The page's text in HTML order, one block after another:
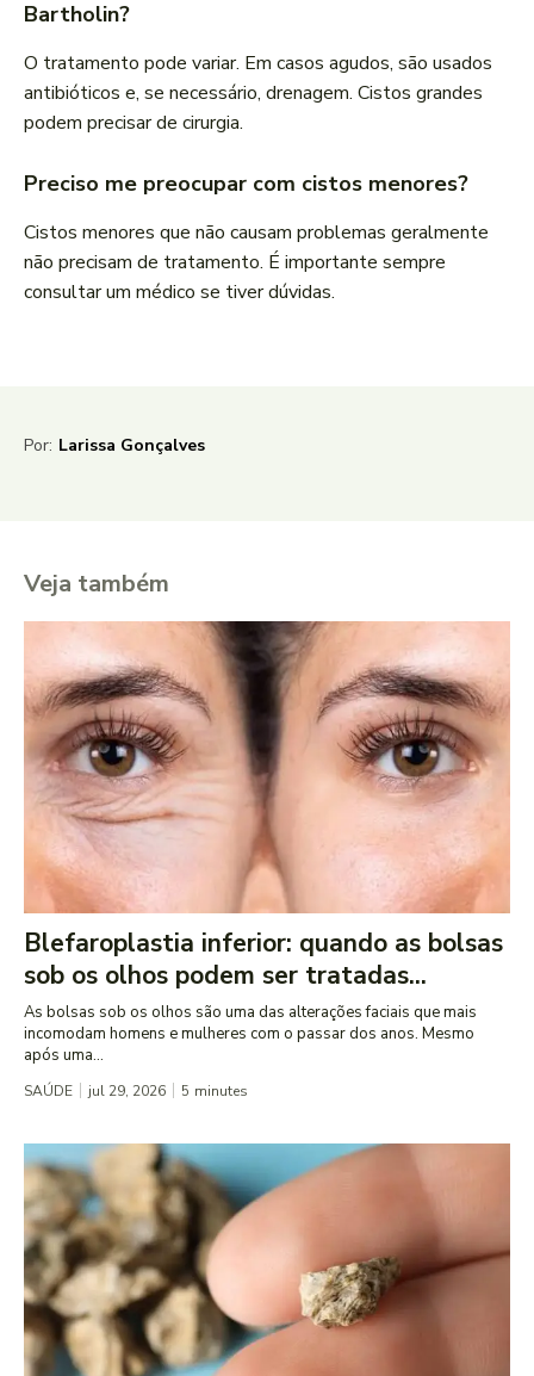
Bartholin?
O tratamento pode variar. Em casos agudos, são usados
antibióticos e, se necessário, drenagem. Cistos grandes
podem precisar de cirurgia.
Preciso me preocupar com cistos menores?
Cistos menores que não causam problemas geralmente
não precisam de tratamento. É importante sempre
consultar um médico se tiver dúvidas.
Por: Larissa Gonçalves
Veja também
Blefaroplastia inferior: quando as bolsas
sob os olhos podem ser tratadas...
As bolsas sob os olhos são uma das alterações faciais que mais
incomodam homens e mulheres com o passar dos anos. Mesmo
após uma...
SAÚDE jul 29, 2026 5 minutes